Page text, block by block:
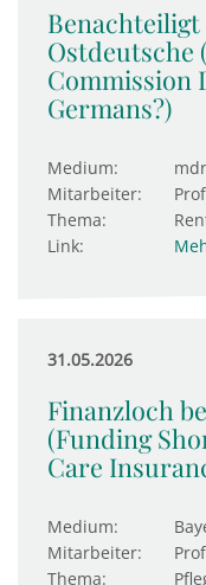
Ostdeutsche
Commission
Germans?)
Medium:
mdr
Mitarbeiter:
Thema:
Link:
31.05.2026
Finanzloch
(Funding
Care
Medium:
Mitarbeiter:
Thema: